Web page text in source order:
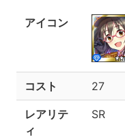
アイコン
コスト 27
レアリテ
ィ
SR